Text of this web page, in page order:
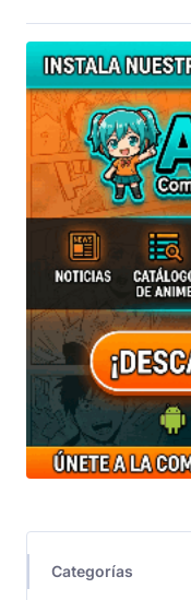
Categorías